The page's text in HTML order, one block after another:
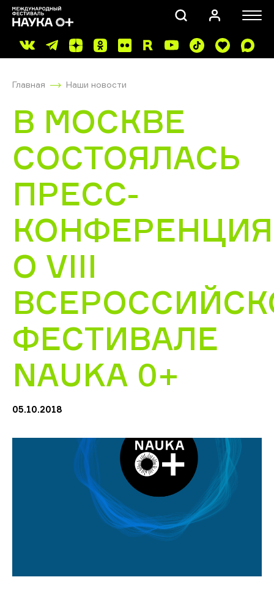
ПОИСК
Главная Наши новости
В МОСКВЕ
СОСТОЯЛАСЬ
ПРЕСС-
КОНФЕРЕНЦИЯ
О VIII
ФЕСТИВАЛЕ
NAUKA 0+
05.10.2018